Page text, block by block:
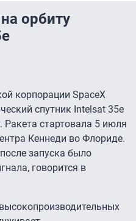
орбиту
корпорации SpaceX
спутник Intelsat 35e
Ракета стартовала 5 июля
Кеннеди во Флориде.
запуска было
говорится в